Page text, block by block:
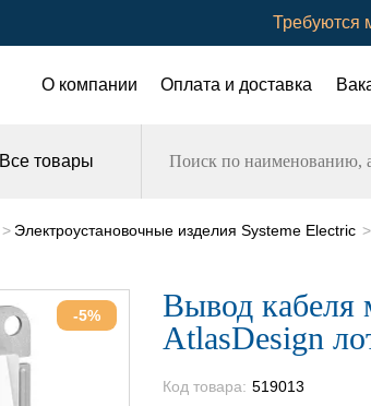
Требуются
О компании Оплата и доставка
Все товары
Электроустановочные изделия Systeme Electric
-5%
Вывод кабеля
AtlasDesign
Код товара: 519013